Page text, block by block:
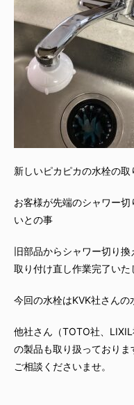
新しいピカピカの水栓の取
お客様が先端のシャワー
いとの事
旧部品からシャワー切り
取り付け直し作業完了いた
今回の水栓はKVK社さんの
他社さん（TOTO社、LIXIL
の製品も取り扱っており
ご相談くださいませ。